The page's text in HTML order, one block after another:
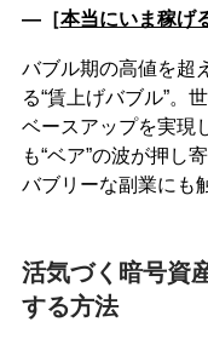
―［本当にいま稼げ
バブル期の高値を超
る“賃上げバブル”。
ベースアップを実現
も“ベア”の波が押し
バブリーな副業にも
活気づく暗号資
する方法